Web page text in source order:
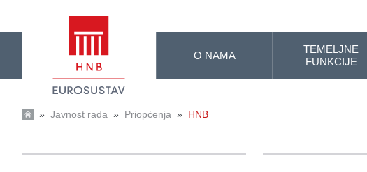
O NAMA
TEMELJNE
FUNKCIJE
» Javnost rada » Priopćenja » HNB